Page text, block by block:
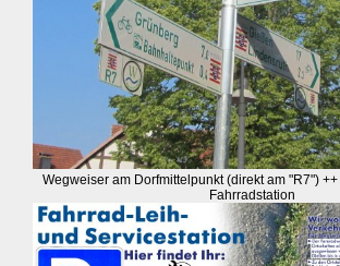
Wegweiser am Dorfmittelpunkt (direkt am "R7")
Fahrradstation